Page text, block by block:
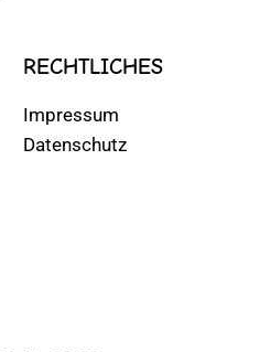
RECHTLICHES
Impressum
Datenschutz